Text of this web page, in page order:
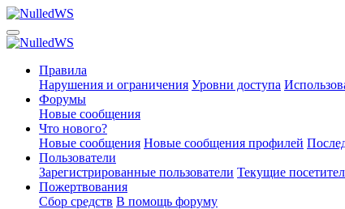
Правила
Нарушения и ограничения Уровни доступа
Форумы
Новые сообщения
Что нового?
Новые сообщения Новые сообщения профилей
Пользователи
Зарегистрированные пользователи Текущие
Пожертвования
Сбор средств В помощь форуму